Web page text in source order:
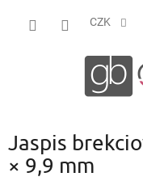
CZK
Jaspis
× 9,9 mm